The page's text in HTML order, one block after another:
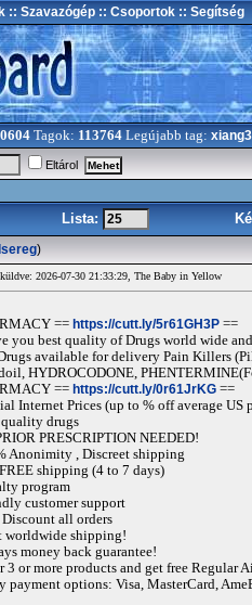
:: Szavazógép :: Csoportok :: Segítség
Tagok: 113764 Legújabb tag:
Eltárol
Lista:
)
2026-07-30 21:33:29, The Baby in Yellow
== https://cutt.ly/5r61GH3P ==
you best quality of Drugs world wide
available for delivery Pain Killers
HYDROCODONE,
== https://cutt.ly/0r61JrKG ==
Internet Prices (up to % off average US
drugs
PRESCRIPTION NEEDED!
Anonimity , Discreet shipping
shipping (4 to 7 days)
program
customer support
all orders
worldwide shipping!
money back guarantee!
3 or more products and get free Regular
payment options: Visa, MasterCard,